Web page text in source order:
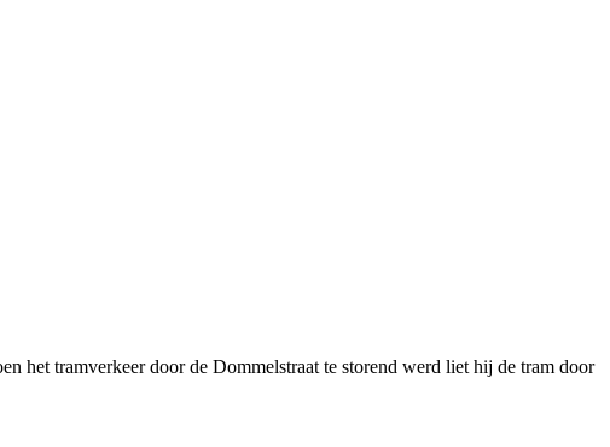
het tramverkeer door de Dommelstraat te storend werd liet hij de tram door